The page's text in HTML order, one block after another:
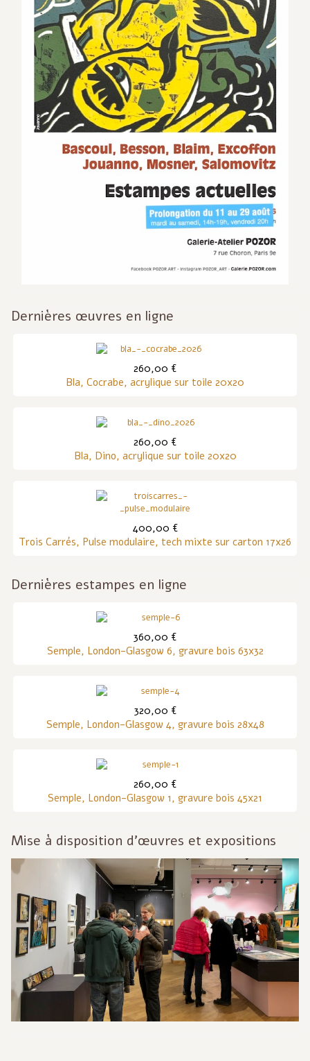
Dernières œuvres en ligne
260,00 €
Bla, Cocrabe, acrylique sur toile 20x20
260,00 €
Bla, Dino, acrylique sur toile 20x20
400,00 €
Trois Carrés, Pulse modulaire, tech mixte sur carton 17x26
Dernières estampes en ligne
360,00 €
Semple, London-Glasgow 6, gravure bois 63x32
320,00 €
Semple, London-Glasgow 4, gravure bois 28x48
260,00 €
Semple, London-Glasgow 1, gravure bois 45x21
Mise à disposition d'œuvres et expositions